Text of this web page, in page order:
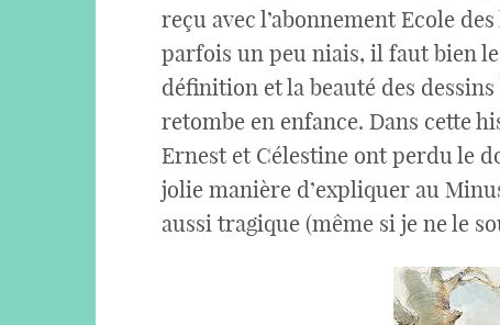
reçu avec l’abonnement Ecole
parfois un peu niais, il faut bien
définition et la beauté des
retombe en enfance. Dans cette
Ernest et Célestine ont perdu le
jolie manière d’expliquer au
aussi tragique (même si je ne le